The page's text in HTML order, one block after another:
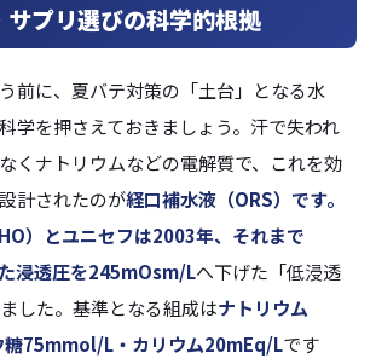
プリ選びの科学的根拠
前に、夏バテ対策の「土台」となる水
学を押さえておきましょう。汗で失われ
くナトリウムなどの電解質で、これを効
計されたのが経口補水液（ORS） です。
）とユニセフは2003年、それまで
浸透圧を245mOsm/Lへ下げた「低浸透
した。基準となる組成はナトリウム
糖75mmol/L・カリウム20mEq/Lです